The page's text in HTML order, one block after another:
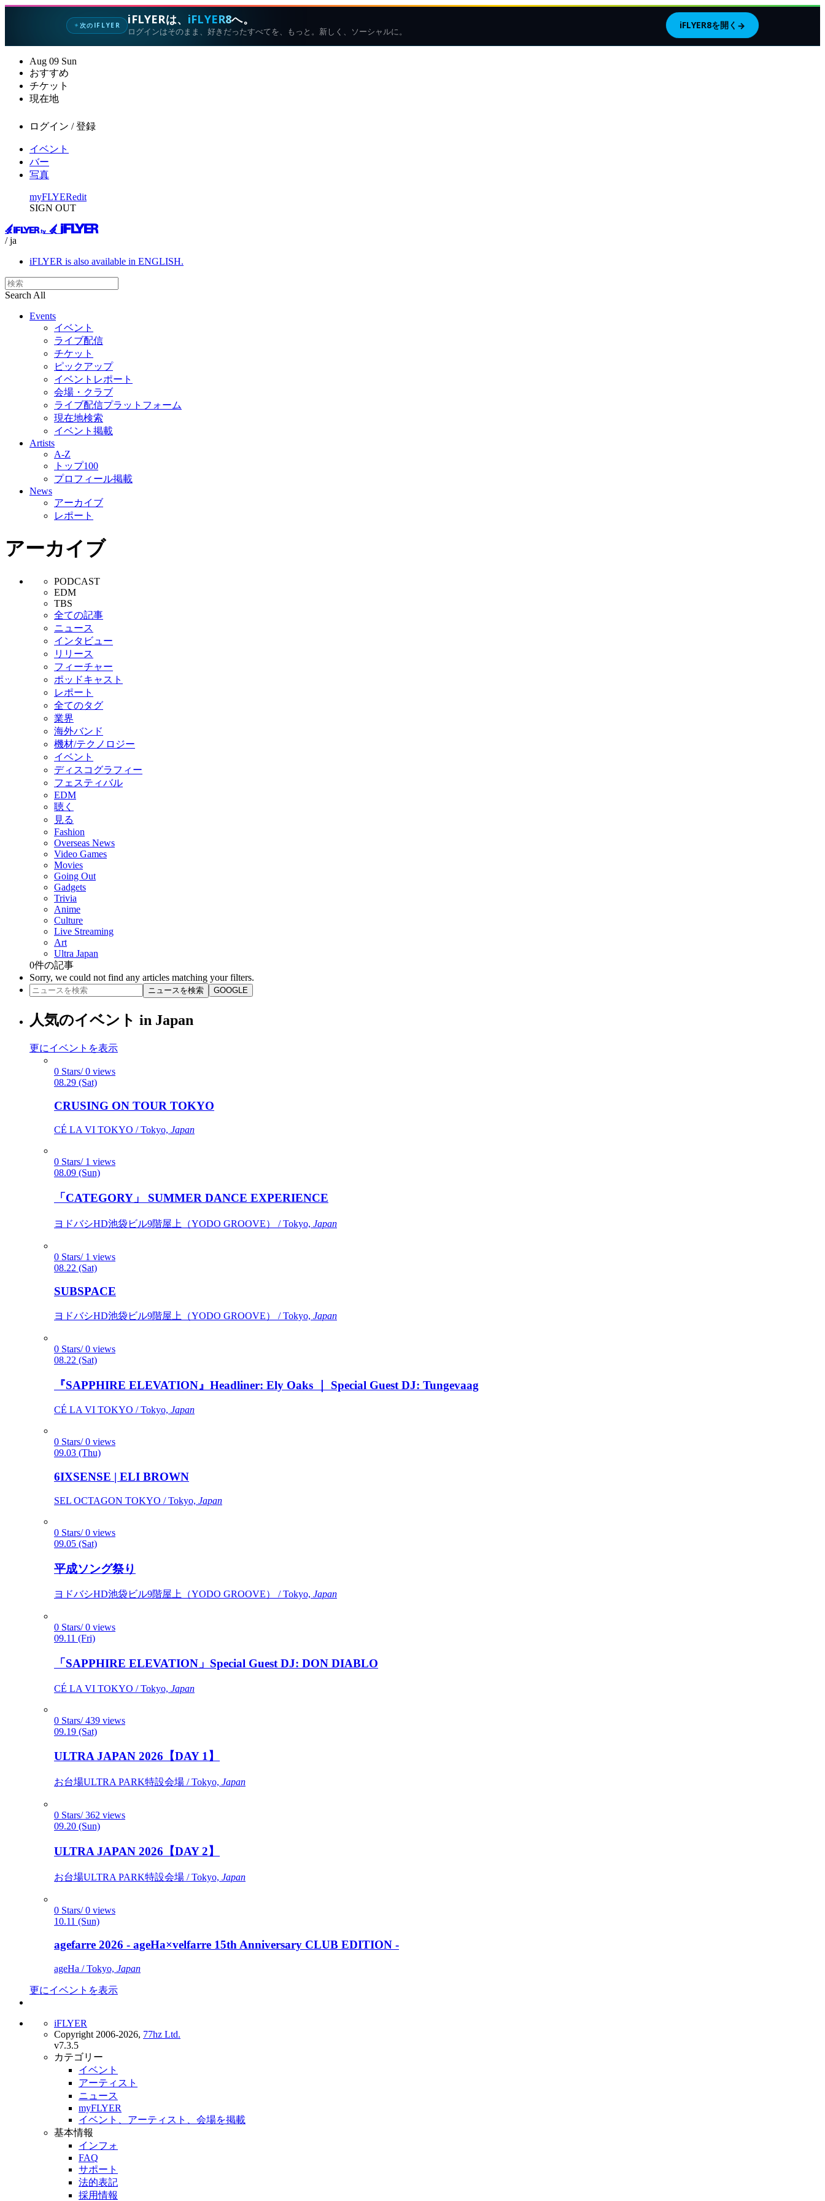
✦次のIFLYER iFLYERは、 iFLYER8へ。
ログインはそのまま、好きだったすべてを、もっと。新しく、ソーシャルに。
iFLYER8を開く →
Aug 09 Sun
おすすめ
チケット
現在地
ログイン / 登録
イベント
バー
写真
myFLYERedit
SIGN OUT
/ ja
iFLYER is also available in ENGLISH.
Search All
Events
イベント
ライブ配信
チケット
ピックアップ
イベントレポート
会場・クラブ
ライブ配信プラットフォーム
現在地検索
イベント掲載
Artists
A-Z
トップ100
プロフィール掲載
News
アーカイブ
レポート
アーカイブ
PODCAST
EDM
TBS
全ての記事
ニュース
インタビュー
リリース
フィーチャー
ポッドキャスト
レポート
全てのタグ
業界
海外バンド
機材/テクノロジー
イベント
ディスコグラフィー
フェスティバル
EDM
聴く
見る
Fashion
Overseas News
Video Games
Movies
Going Out
Gadgets
Trivia
Anime
Culture
Live Streaming
Art
Ultra Japan
0件の記事
Sorry, we could not find any articles matching your filters.
ニュースを検索 GOOGLE
人気のイベント in Japan
更にイベントを表示
0 Stars/ 0 views
08.29 (Sat)
CRUSING ON TOUR TOKYO
CÉ LA VI TOKYO / Tokyo, Japan
0 Stars/ 1 views
08.09 (Sun)
「CATEGORY」 SUMMER DANCE EXPERIENCE
ヨドバシHD池袋ビル9階屋上（YODO GROOVE） / Tokyo, Japan
0 Stars/ 1 views
08.22 (Sat)
SUBSPACE
ヨドバシHD池袋ビル9階屋上（YODO GROOVE） / Tokyo, Japan
0 Stars/ 0 views
08.22 (Sat)
『SAPPHIRE ELEVATION』Headliner: Ely Oaks ｜ Special Guest DJ: Tungevaag
CÉ LA VI TOKYO / Tokyo, Japan
0 Stars/ 0 views
09.03 (Thu)
6IXSENSE | ELI BROWN
SEL OCTAGON TOKYO / Tokyo, Japan
0 Stars/ 0 views
09.05 (Sat)
平成ソング祭り
ヨドバシHD池袋ビル9階屋上（YODO GROOVE） / Tokyo, Japan
0 Stars/ 0 views
09.11 (Fri)
「SAPPHIRE ELEVATION」Special Guest DJ: DON DIABLO
CÉ LA VI TOKYO / Tokyo, Japan
0 Stars/ 439 views
09.19 (Sat)
ULTRA JAPAN 2026【DAY 1】
お台場ULTRA PARK特設会場 / Tokyo, Japan
0 Stars/ 362 views
09.20 (Sun)
ULTRA JAPAN 2026【DAY 2】
お台場ULTRA PARK特設会場 / Tokyo, Japan
0 Stars/ 0 views
10.11 (Sun)
agefarre 2026 - ageHa×velfarre 15th Anniversary CLUB EDITION -
ageHa / Tokyo, Japan
更にイベントを表示
iFLYER
Copyright 2006-2026, 77hz Ltd.
v7.3.5
カテゴリー
イベント
アーティスト
ニュース
myFLYER
イベント、アーティスト、会場を掲載
基本情報
インフォ
FAQ
サポート
法的表記
採用情報